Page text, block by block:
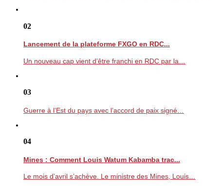
02
Lancement de la plateforme FXGO en RDC...
Un nouveau cap vient d’être franchi en RDC par la…
03
Guerre à l’Est du pays avec l’accord de paix signé…
04
Mines : Comment Louis Watum Kabamba trac...
Le mois d’avril s’achève. Le ministre des Mines, Louis…